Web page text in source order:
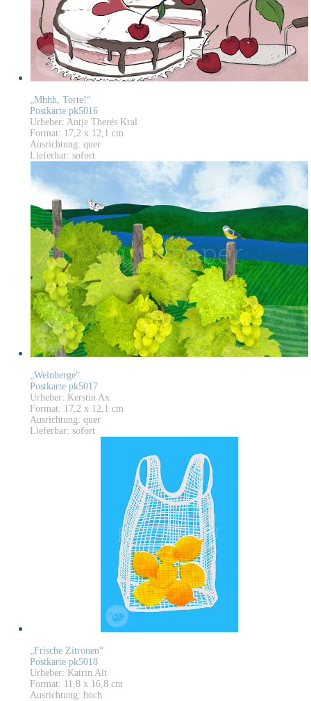
„Mhhh, Torte!“
Postkarte pk5016
Urheber: Antje Therés Kral
Format: 17,2 x 12,1 cm
Ausrichtung: quer
Lieferbar: sofort
„Weinberge“
Postkarte pk5017
Urheber: Kerstin Ax
Format: 17,2 x 12,1 cm
Ausrichtung: quer
Lieferbar: sofort
„Frische Zitronen“
Postkarte pk5018
Urheber: Katrin Alt
Format: 11,8 x 16,8 cm
Ausrichtung: hoch